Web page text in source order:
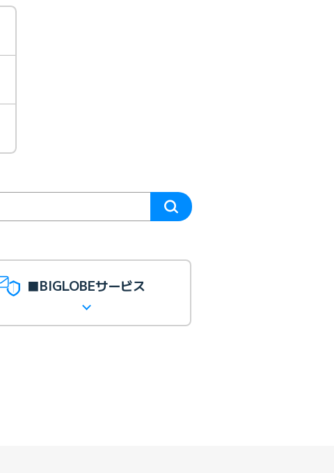
■BIGLOBEサービス